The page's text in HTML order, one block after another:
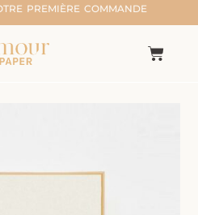
PREMIÈRE COMMANDE